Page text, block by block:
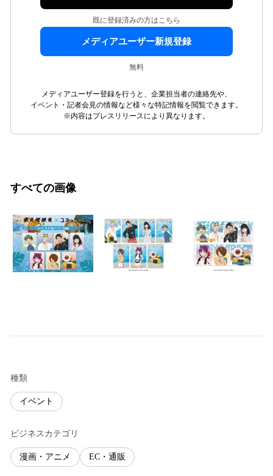
既に登録済みの方はこちら
メディアユーザー新規登録
無料
メディアユーザー登録を行うと、企業担当者の連絡先や、
イベント・記者会見の情報など様々な特記情報を閲覧できます。
※内容はプレスリリースにより異なります。
すべての画像
種類
イベント
ビジネスカテゴリ
漫画・アニメ EC・通販